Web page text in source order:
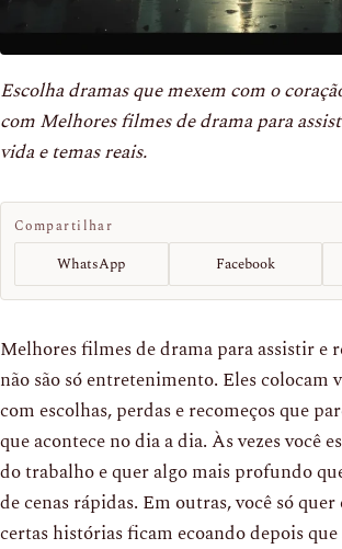
Escolha dramas que mexem com o
com Melhores filmes de drama para
vida e temas reais.
Compartilhar
WhatsApp Facebook
Melhores filmes de drama para assistir e
não são só entretenimento. Eles colocam
com escolhas, perdas e recomeços que
que acontece no dia a dia. Às vezes você
do trabalho e quer algo mais profundo
de cenas rápidas. Em outras, você só
certas histórias ficam ecoando depois que